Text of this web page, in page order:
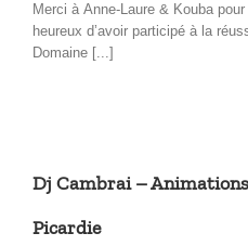
Merci à Anne-Laure & Kouba
heureux d’avoir participé à la
Domaine [...]
Dj Cambrai –
Picardie